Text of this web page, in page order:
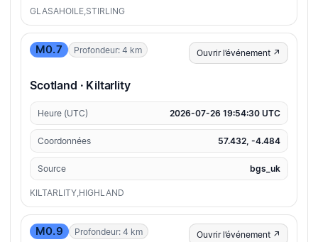
GLASAHOILE,STIRLING
M0.7 Profondeur: 4 km Ouvrir l’événement ↗
Scotland · Kiltarlity
Heure (UTC) 2026-07-26 19:54:30 UTC
Coordonnées 57.432, -4.484
Source bgs_uk
KILTARLITY,HIGHLAND
M0.9 Profondeur: 4 km Ouvrir l’événement ↗